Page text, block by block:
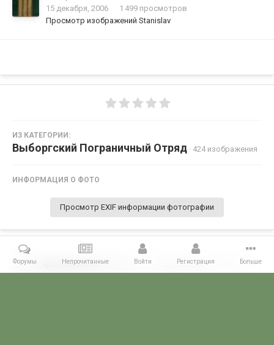
15 декабря, 2006
1 499 просмотров
Просмотр изображений Stanislav
ИЗ КАТЕГОРИИ:
Выборгский Пограничный Отряд · 424 изображения
ИНФОРМАЦИЯ О ФОТО
Просмотр EXIF информации фотографии
Поделиться Подписчики 0
Форумы Непрочитанные Войти Регистрация Больше